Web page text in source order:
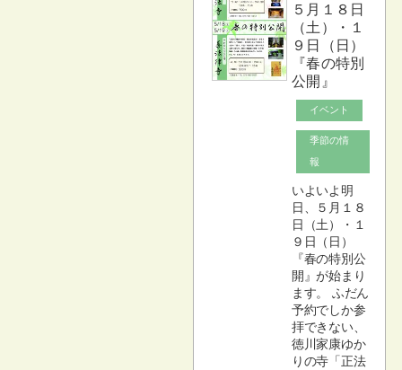
５月１８日
（土）・１
９日（日）
『春の特別
公開』
イベント
季節の情
報
いよいよ明
日、５月１８
日（土）・１
９日（日）
『春の特別公
開』が始まり
ます。 ふだん
予約でしか参
拝できない、
徳川家康ゆか
りの寺「正法